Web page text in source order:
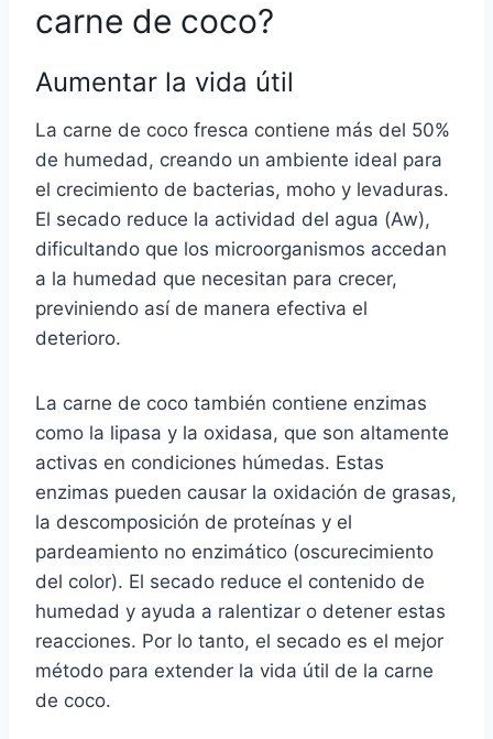
carne de coco?
Aumentar la vida útil
La carne de coco fresca contiene más del 50%
de humedad, creando un ambiente ideal para
el crecimiento de bacterias, moho y levaduras.
El secado reduce la actividad del agua (Aw),
dificultando que los microorganismos accedan
a la humedad que necesitan para crecer,
previniendo así de manera efectiva el
deterioro.
La carne de coco también contiene enzimas
como la lipasa y la oxidasa, que son altamente
activas en condiciones húmedas. Estas
enzimas pueden causar la oxidación de grasas,
la descomposición de proteínas y el
pardeamiento no enzimático (oscurecimiento
del color). El secado reduce el contenido de
humedad y ayuda a ralentizar o detener estas
reacciones. Por lo tanto, el secado es el mejor
método para extender la vida útil de la carne
de coco.